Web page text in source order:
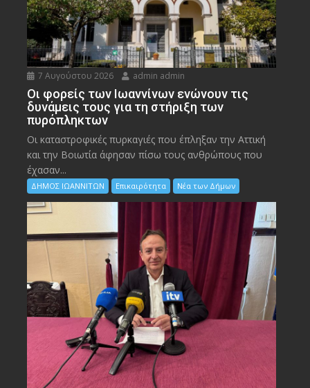
7 Αυγούστου 2026 admin admin
Οι φορείς των Ιωαννίνων ενώνουν τις
δυνάμεις τους για τη στήριξη των
πυρόπληκτων
Οι καταστροφικές πυρκαγιές που έπληξαν την Αττική
και την Bοιωτία άφησαν πίσω τους ανθρώπους που
έχασαν...
ΔΗΜΟΣ ΙΩΑΝΝΙΤΩΝ Επικαιρότητα Νέα των Δήμων